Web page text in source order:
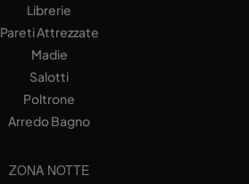
Librerie
Pareti Attrezzate
Madie
Salotti
Poltrone
Arredo Bagno
ZONA NOTTE